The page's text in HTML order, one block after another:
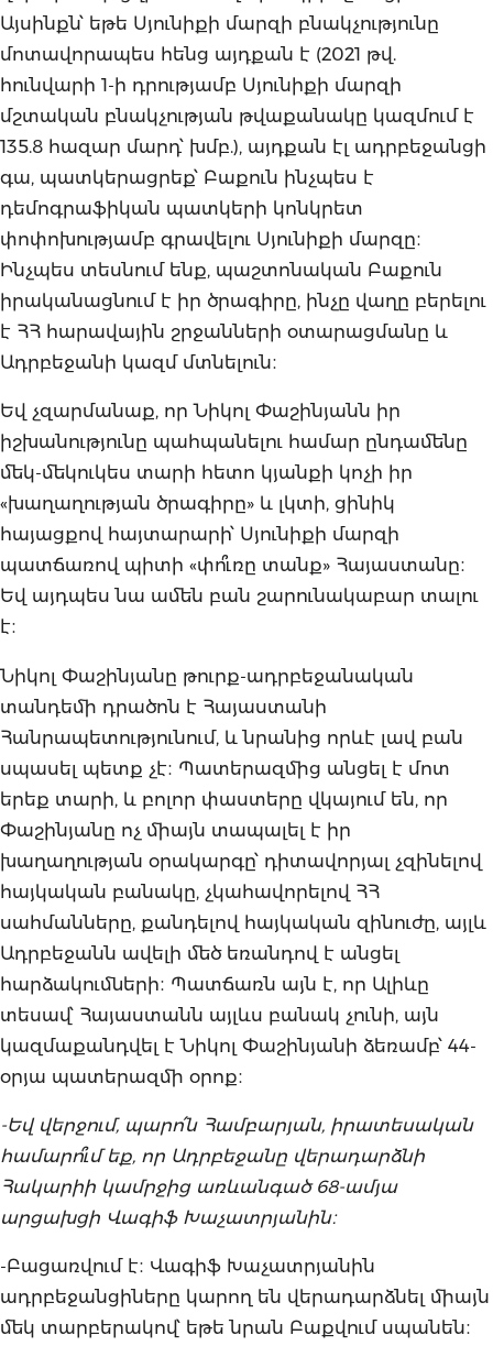
Այսինքն՝ եթե Սյունիքի մարզի բնակչությունը
մոտավորապես հենց այդքան է (2021 թվ.
հունվարի 1-ի դրությամբ Սյունիքի մարզի
մշտական բնակչության թվաքանակը կազմում է
135.8 հազար մարդ՝ խմբ.), այդքան էլ ադրբեջանցի
գա, պատկերացրեք՝ Բաքուն ինչպես է
դեմոգրաֆիկան պատկերի կոնկրետ
փոփոխությամբ գրավելու Սյունիքի մարզը։
Ինչպես տեսնում ենք, պաշտոնական Բաքուն
իրականացնում է իր ծրագիրը, ինչը վաղը բերելու
է ՀՀ հարավային շրջանների օտարացմանը և
Ադրբեջանի կազմ մտնելուն։
Եվ չզարմանաք, որ Նիկոլ Փաշինյանն իր
իշխանությունը պահպանելու համար ընդամենը
մեկ-մեկուկես տարի հետո կյանքի կոչի իր
«խաղաղության ծրագիրը» և լկտի, ցինիկ
հայացքով հայտարարի՝ Սյունիքի մարզի
պատճառով պիտի «փո՞ւռը տանք» Հայաստանը։
Եվ այդպես նա ամեն բան շարունակաբար տալու
է։
Նիկոլ Փաշինյանը թուրք-ադրբեջանական
տանդեմի դրածոն է Հայաստանի
Հանրապետությունում, և նրանից որևէ լավ բան
սպասել պետք չէ։ Պատերազմից անցել է մոտ
երեք տարի, և բոլոր փաստերը վկայում են, որ
Փաշինյանը ոչ միայն տապալել է իր
խաղաղության օրակարգը՝ դիտավորյալ չզինելով
հայկական բանակը, չկահավորելով ՀՀ
սահմանները, քանդելով հայկական զինուժը, այլև
Ադրբեջանն ավելի մեծ եռանդով է անցել
հարձակումների։ Պատճառն այն է, որ Ալիևը
տեսավ՝ Հայաստանն այլևս բանակ չունի, այն
կազմաքանդվել է Նիկոլ Փաշինյանի ձեռամբ՝ 44-
օրյա պատերազմի օրոք։
-Եվ վերջում, պարո՛ն Համբարյան, իրատեսական
համարո՞ւմ եք, որ Ադրբեջանը վերադարձնի
Հակարիի կամրջից առևանգած 68-ամյա
արցախցի Վագիֆ Խաչատրյանին։
-Բացառվում է։ Վագիֆ Խաչատրյանին
ադրբեջանցիները կարող են վերադարձնել միայն
մեկ տարբերակով՝ եթե նրան Բաքվում սպանեն։